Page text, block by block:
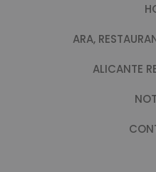
ARA,
ALICANTE